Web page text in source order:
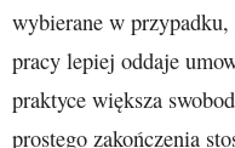
wybierane w
pracy lepiej oddaje
praktyce większa
prostego zakończenia